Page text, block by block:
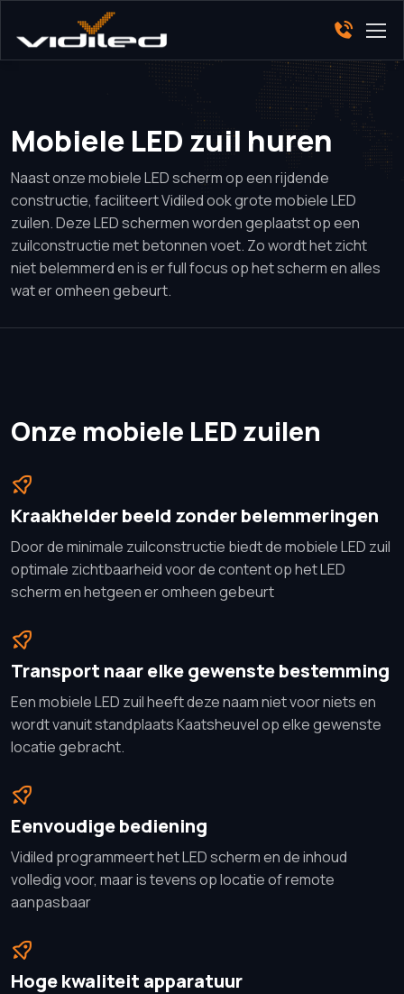
Mobiele LED zuil huren
Naast onze mobiele LED scherm op een rijdende
constructie, faciliteert Vidiled ook grote mobiele LED
zuilen. Deze LED schermen worden geplaatst op een
zuilconstructie met betonnen voet. Zo wordt het zicht
niet belemmerd en is er full focus op het scherm en alles
wat er omheen gebeurt.
Onze mobiele LED zuilen
Kraakhelder beeld zonder belemmeringen
Door de minimale zuilconstructie biedt de mobiele LED zuil
optimale zichtbaarheid voor de content op het LED
scherm en hetgeen er omheen gebeurt
Transport naar elke gewenste bestemming
Een mobiele LED zuil heeft deze naam niet voor niets en
wordt vanuit standplaats Kaatsheuvel op elke gewenste
locatie gebracht.
Eenvoudige bediening
Vidiled programmeert het LED scherm en de inhoud
volledig voor, maar is tevens op locatie of remote
aanpasbaar
Hoge kwaliteit apparatuur